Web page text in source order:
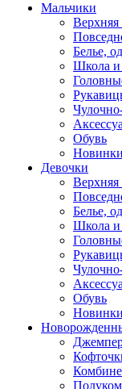
Мальчики
Верхняя
Белье,
Школа и
Обувь
Новинки
Девочки
Верхняя
Белье,
Школа и
Обувь
Новинки